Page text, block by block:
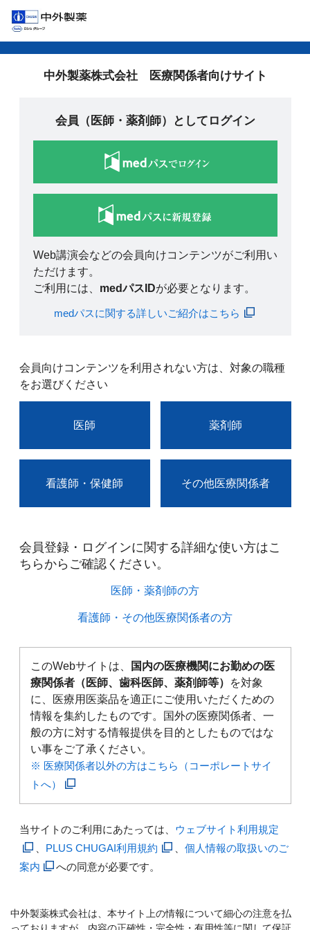
中外製薬株式会社 医療関係者向けサイト
会員（医師・薬剤師）としてログイン
Web講演会などの会員向けコンテンツがご利用い
ただけます。
ご利用には、 medパスIDが必要となります。
medパスに関する詳しいご紹介はこちら
会員向けコンテンツを利用されない方は、対象の職種
をお選びください
医師 薬剤師
看護師・保健師 その他医療関係者
会員登録・ログインに関する詳細な使い方はこ
ちらからご確認ください。​
医師・薬剤師の方​
看護師・その他医療関係者の方​
このWebサイトは、
国内の医療機関にお勤めの医
療関係者（医師、歯科医師、薬剤師等）
を対象
に、医療用医薬品を適正にご使用いただくための
情報を集約したものです。国外の医療関係者、一
般の方に対する情報提供を目的としたものではな
い事をご了承ください。
※ 医療関係者以外の方はこちら（コーポレートサイ
トへ）
当サイトのご利用にあたっては、 ウェブサイト利用規定
PLUS CHUGAI利用規約
個人情報の取扱いのご
案内
への同意が必要です。
中外製薬株式会社は、本サイト上の情報について細心の注意を払
っておりますが、内容の正確性・完全性・有用性等に関して保証